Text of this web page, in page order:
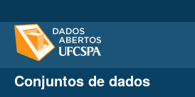
Conjuntos de dados
Conjuntos de dados